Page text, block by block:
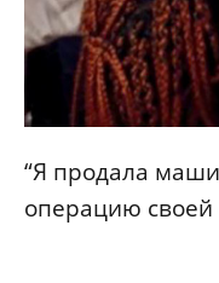
“Я продала
операцию своей